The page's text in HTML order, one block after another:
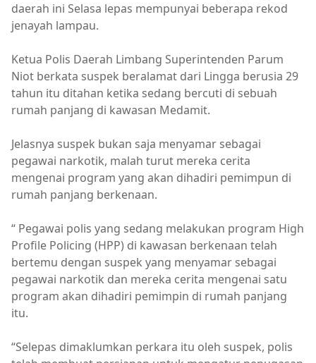
daerah ini Selasa lepas mempunyai beberapa rekod
jenayah lampau.
Ketua Polis Daerah Limbang Superintenden Parum
Niot berkata suspek beralamat dari Lingga berusia 29
tahun itu ditahan ketika sedang bercuti di sebuah
rumah panjang di kawasan Medamit.
Jelasnya suspek bukan saja menyamar sebagai
pegawai narkotik, malah turut mereka cerita
mengenai program yang akan dihadiri pemimpun di
rumah panjang berkenaan.
“ Pegawai polis yang sedang melakukan program High
Profile Policing (HPP) di kawasan berkenaan telah
bertemu dengan suspek yang menyamar sebagai
pegawai narkotik dan mereka cerita mengenai satu
program akan dihadiri pemimpin di rumah panjang
itu.
“Selepas dimaklumkan perkara itu oleh suspek, polis